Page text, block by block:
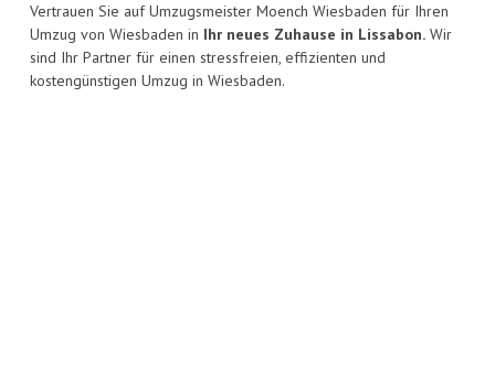
Vertrauen Sie auf Umzugsmeister Moench Wiesbaden für Ihren
Umzug von Wiesbaden in Ihr neues Zuhause in Lissabon. Wir
sind Ihr Partner für einen stressfreien, effizienten und
kostengünstigen Umzug in Wiesbaden.